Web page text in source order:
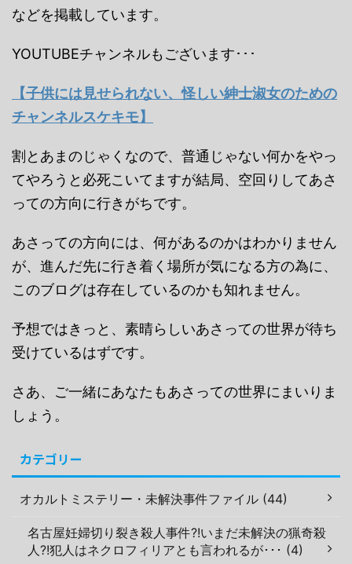
などを掲載しています。
YOUTUBEチャンネルもございます･･･
【子供には見せられない、怪しい紳士淑女のための
チャンネルスケキモ】
割とあまのじゃくなので、普通じゃない何かをやっ
てやろうと必死こいてますが結局、空回りしてあさ
っての方向に行きがちです。
あさっての方向には、何があるのかはわかりません
が、進んだ先に行き着く場所が気になる方の為に、
このブログは存在しているのかも知れません。
予想ではきっと、素晴らしいあさっての世界が待ち
受けているはずです。
さあ、ご一緒にあなたもあさっての世界にまいりま
しょう。
カテゴリー
オカルトミステリー・未解決事件ファイル (44)
名古屋妊婦切り裂き殺人事件?!いまだ未解決の猟奇殺
人?!犯人はネクロフィリアとも言われるが･･･ (4)